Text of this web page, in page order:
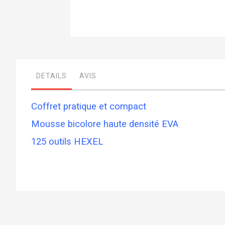
gallery
DETAILS
Coffret pratique et compact
Mousse bicolore haute densité EVA
125 outils HEXEL
AVIS